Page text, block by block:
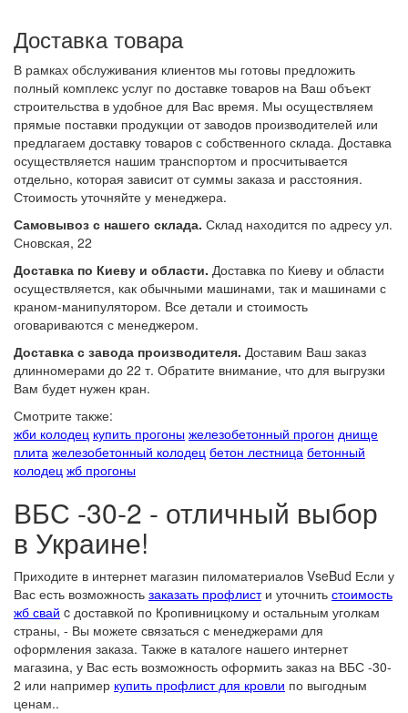
Доставка товара
В рамках обслуживания клиентов мы готовы предложить
полный комплекс услуг по доставке товаров на Ваш объект
строительства в удобное для Вас время. Мы осуществляем
прямые поставки продукции от заводов производителей или
предлагаем доставку товаров с собственного склада. Доставка
осуществляется нашим транспортом и просчитывается
отдельно, которая зависит от суммы заказа и расстояния.
Стоимость уточняйте у менеджера.
Самовывоз с нашего склада. Склад находится по адресу ул.
Сновская, 22
Доставка по Киеву и области. Доставка по Киеву и области
осуществляется, как обычными машинами, так и машинами с
краном-манипулятором. Все детали и стоимость
оговариваются с менеджером.
Доставка с завода производителя. Доставим Ваш заказ
длинномерами до 22 т. Обратите внимание, что для выгрузки
Вам будет нужен кран.
Смотрите также:
жби колодец купить прогоны железобетонный прогон днище
плита железобетонный колодец бетон лестница бетонный
колодец жб прогоны
ВБС -30-2 - отличный выбор
в Украине!
Приходите в интернет магазин пиломатериалов VseBud Если у
Вас есть возможность заказать профлисти уточнить стоимость
жб свай c доставкой по Кропивницкому и остальным уголкам
страны, - Вы можете связаться с менеджерами для
оформления заказа. Также в каталоге нашего интернет
магазина, у Вас есть возможность оформить заказ на ВБС -30-
2 или например купить профлист для кровли по выгодным
ценам..